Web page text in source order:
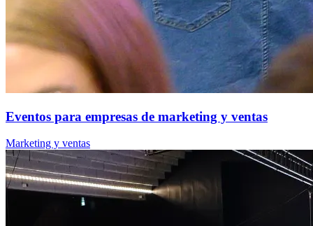
Eventos para empresas de marketing y ventas
Marketing y ventas